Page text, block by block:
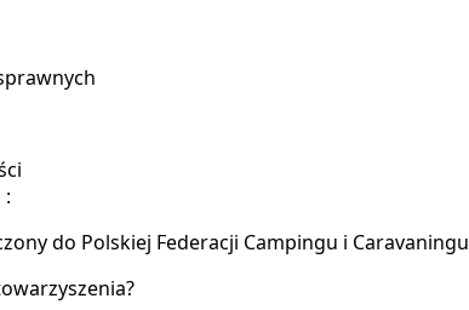
do Polskiej Federacji Campingu i Caravaningu